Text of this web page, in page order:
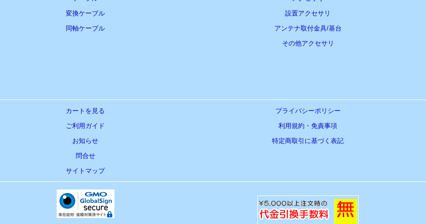
変換ケーブル
同軸ケーブル
設置アクセサリ
アンテナ取付金具/基台
その他アクセサリ
カートを見る
ご利用ガイド
お知らせ
問合せ
サイトマップ
プライバシーポリシー
利用規約・免責事項
特定商取引に基づく表記